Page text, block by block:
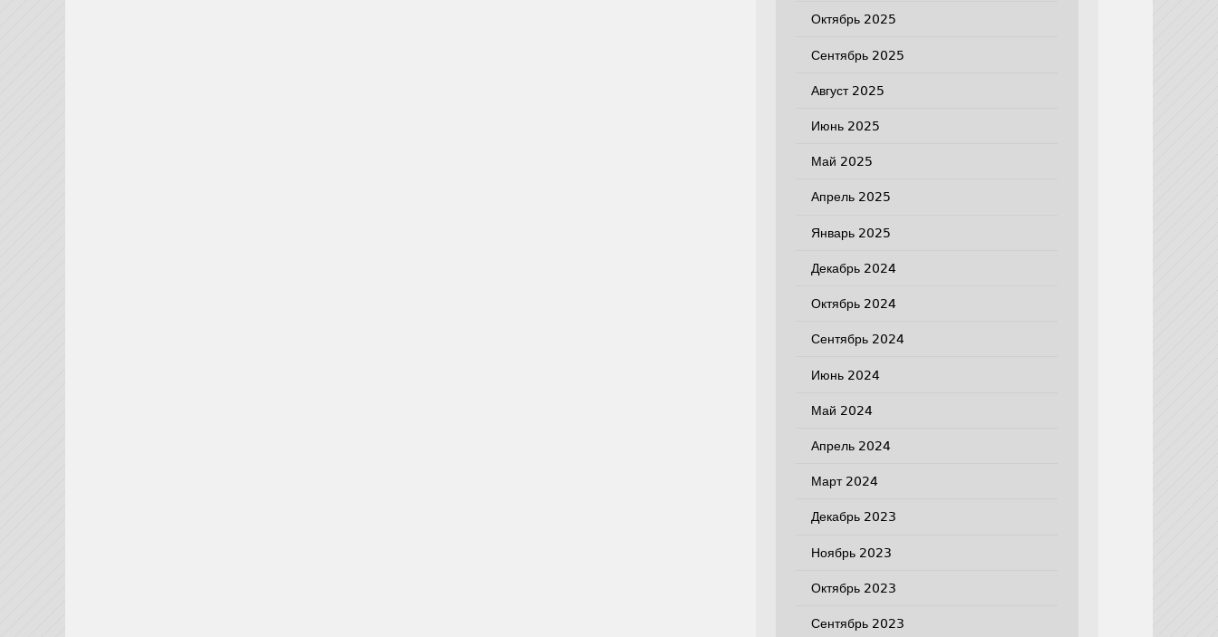
Октябрь 2025
Сентябрь 2025
Август 2025
Июнь 2025
Май 2025
Апрель 2025
Январь 2025
Декабрь 2024
Октябрь 2024
Сентябрь 2024
Июнь 2024
Май 2024
Апрель 2024
Март 2024
Декабрь 2023
Ноябрь 2023
Октябрь 2023
Сентябрь 2023